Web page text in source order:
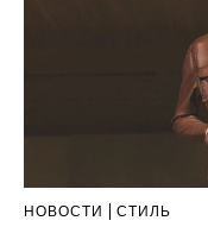
НОВОСТИ СТИЛЬ